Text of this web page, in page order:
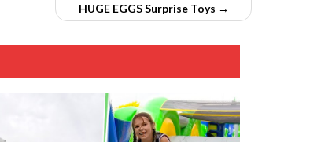
HUGE EGGS Surprise Toys →